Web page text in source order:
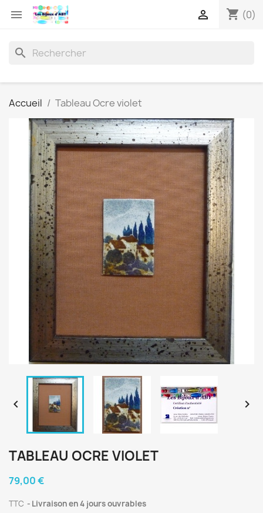
 shopping_cart (0)

search
Accueil Tableau Ocre violet
 
TABLEAU OCRE VIOLET
79,00 €
TTC Livraison en 4 jours ouvrables